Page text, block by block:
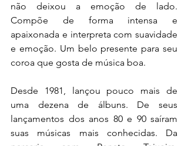
não deixou a emoção de lado.
Compõe de forma intensa e
apaixonada e interpreta com suavidade
e emoção. Um belo presente para seu
coroa que gosta de música boa.
Desde 1981, lançou pouco mais de
uma dezena de álbuns. De seus
lançamentos dos anos 80 e 90 saíram
suas músicas mais conhecidas. Da